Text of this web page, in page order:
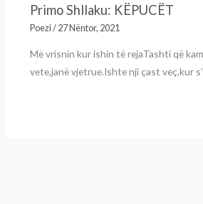
Primo Shllaku: KËPUCËT
Poezi/27 Nëntor, 2021
Më vrisnin kur ishin të rejaTashti që
vete,janë vjetrue.Ishte nji çast veç,kur